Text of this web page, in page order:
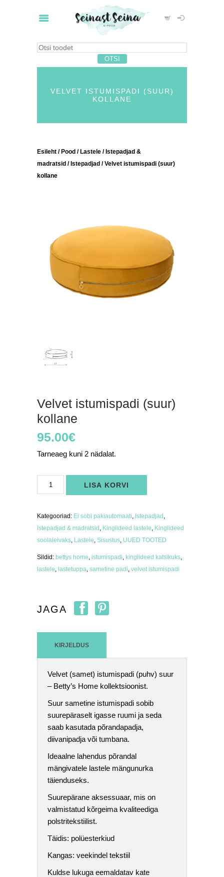
VELVET ISTUMISPADI (SUUR)
KOLLANE
Esileht / Pood / Lastele / Istepadjad &
madratsid / Istepadjad / Velvet istumispadi (suur)
kollane
Velvet istumispadi (suur)
kollane
95.00€
Tarneaeg kuni 2 nädalat.
istumispadi
(suur)
LISA KORVI
Kategooriad: Ei sobi pakiautomaati, Istepadjad ,
Istepadjad & madratsid , Kingiideed lastele, Kingiideed
soolaleivaks, Lastele, Sisustus, UUED TOOTED
Sildid: bettys home, istumispadi, kingiideed katsikuks,
lastele, lastetuppa, sametine padi, velvet istumispadi
JAGA
KIRJELDUS
Velvet (samet) istumispadi (puhv) suur
– Betty’s Home kollektsioonist.
Suur sametine istumispadi sobib
suurepäraselt igasse ruumi ja seda
saab kasutada põrandapadja,
diivanipadja või tumbana.
Ideaalne lahendus põrandal
mängivatele lastele mängunurka
täienduseks.
Suurepärane aksessuaar, mis on
valmistatud kõrgeima kvaliteediga
polstritekstiilist.
Täidis: polüesterkiud
Kangas: veekindel tekstiil
Kuldse lukuga eemaldatav kate